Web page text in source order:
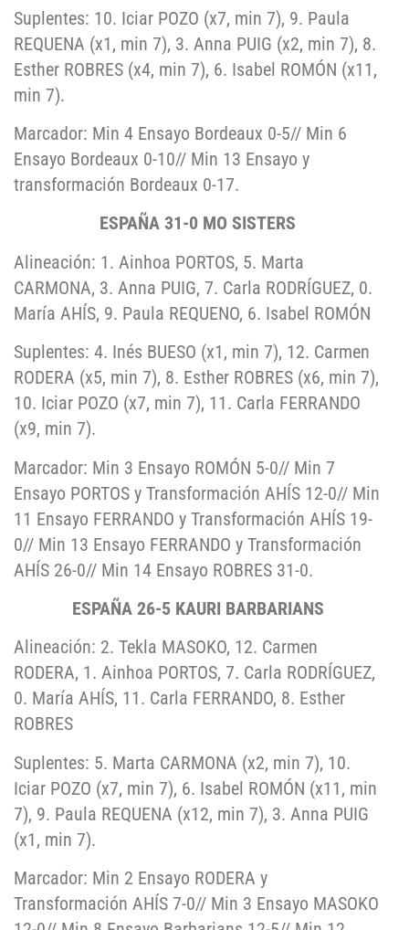
Suplentes: 10. Iciar POZO (x7, min 7), 9. Paula
REQUENA (x1, min 7), 3. Anna PUIG (x2, min 7), 8.
Esther ROBRES (x4, min 7), 6. Isabel ROMÓN (x11,
min 7).
Marcador: Min 4 Ensayo Bordeaux 0-5// Min 6
Ensayo Bordeaux 0-10// Min 13 Ensayo y
transformación Bordeaux 0-17.
ESPAÑA 31-0 MO SISTERS
Alineación: 1. Ainhoa PORTOS, 5. Marta
CARMONA, 3. Anna PUIG, 7. Carla RODRÍGUEZ, 0.
María AHÍS, 9. Paula REQUENO, 6. Isabel ROMÓN
Suplentes: 4. Inés BUESO (x1, min 7), 12. Carmen
RODERA (x5, min 7), 8. Esther ROBRES (x6, min 7),
10. Iciar POZO (x7, min 7), 11. Carla FERRANDO
(x9, min 7).
Marcador: Min 3 Ensayo ROMÓN 5-0// Min 7
Ensayo PORTOS y Transformación AHÍS 12-0// Min
11 Ensayo FERRANDO y Transformación AHÍS 19-
0// Min 13 Ensayo FERRANDO y Transformación
AHÍS 26-0// Min 14 Ensayo ROBRES 31-0.
ESPAÑA 26-5 KAURI BARBARIANS
Alineación: 2. Tekla MASOKO, 12. Carmen
RODERA, 1. Ainhoa PORTOS, 7. Carla RODRÍGUEZ,
0. María AHÍS, 11. Carla FERRANDO, 8. Esther
ROBRES
Suplentes: 5. Marta CARMONA (x2, min 7), 10.
Iciar POZO (x7, min 7), 6. Isabel ROMÓN (x11, min
7), 9. Paula REQUENA (x12, min 7), 3. Anna PUIG
(x1, min 7).
Marcador: Min 2 Ensayo RODERA y
Transformación AHÍS 7-0// Min 3 Ensayo MASOKO